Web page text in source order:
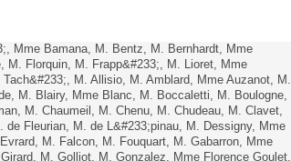
Mme Bamana, M. Bentz, M. Bernhardt, Mme
M. Florquin, M. Frapp&#233;, M. Lioret, Mme
M. Allisio, M. Amblard, Mme Auzanot, M.
M. Blairy, Mme Blanc, M. Boccaletti, M. Boulogne,
M. Chaumeil, M. Chenu, M. Chudeau, M. Clavet,
de Fleurian, M. de L&#233;pinau, M. Dessigny, Mme
M. Falcon, M. Fouquart, M. Gabarron, Mme
M. Golliot, M. Gonzalez, Mme Florence Goulet,